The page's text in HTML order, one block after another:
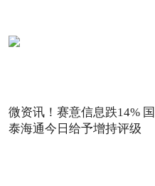
微资讯！赛意信息跌14% 国
泰海通今日给予增持评级